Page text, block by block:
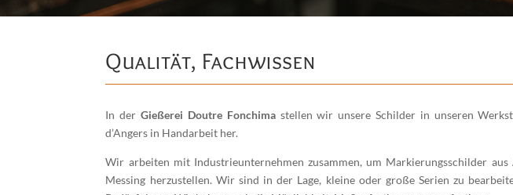
Qualität, Fachwissen
In derGießerei Doutre Fonchimastellen wir unsere Schilder in unseren
d’Angers in Handarbeit her.
Wir arbeiten mit Industrieunternehmen zusammen, um Markierungsschilder
Messing herzustellen. Wir sind in der Lage, kleine oder große Serien zu